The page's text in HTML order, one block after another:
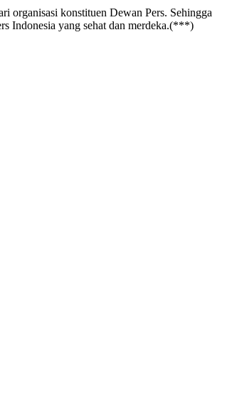
organisasi konstituen Dewan Pers. Sehingga
Indonesia yang sehat dan merdeka.(***)